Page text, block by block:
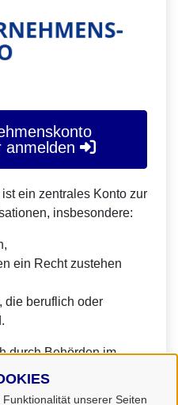
unserer Seiten
anmelden
ein zentrales Konto zur
insbesondere:
ein Recht zustehen
die beruflich oder
durch Behörden im